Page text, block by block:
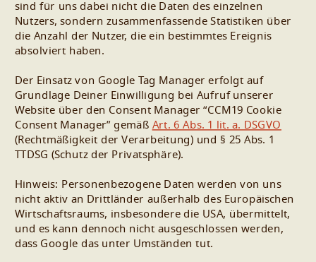
sind für uns dabei nicht die Daten des einzelnen
Nutzers, sondern zusammenfassende Statistiken über
die Anzahl der Nutzer, die ein bestimmtes Ereignis
absolviert haben.
Der Einsatz von Google Tag Manager erfolgt auf
Grundlage Deiner Einwilligung bei Aufruf unserer
Website über den Consent Manager “CCM19 Cookie
Consent Manager” gemäß Art. 6 Abs. 1 lit. a. DSGVO
(Rechtmäßigkeit der Verarbeitung) und § 25 Abs. 1
TTDSG (Schutz der Privatsphäre).
Hinweis: Personenbezogene Daten werden von uns
nicht aktiv an Drittländer außerhalb des Europäischen
Wirtschaftsraums, insbesondere die USA, übermittelt,
und es kann dennoch nicht ausgeschlossen werden,
dass Google das unter Umständen tut.